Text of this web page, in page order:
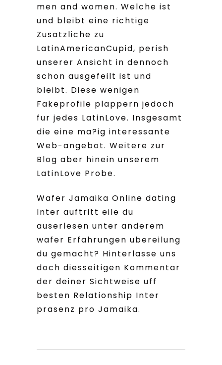
men and women. Welche ist
und bleibt eine richtige
Zusatzliche zu
LatinAmericanCupid, perish
unserer Ansicht in dennoch
schon ausgefeilt ist und
bleibt. Diese wenigen
Fakeprofile plappern jedoch
fur jedes LatinLove. Insgesamt
die eine ma?ig interessante
Web-angebot. Weitere zur
Blog aber hinein unserem
LatinLove Probe.
Wafer Jamaika Online dating
Inter auftritt eile du
auserlesen unter anderem
wafer Erfahrungen ubereilung
du gemacht? Hinterlasse uns
doch diesseitigen Kommentar
der deiner Sichtweise uff
besten Relationship Inter
prasenz pro Jamaika.